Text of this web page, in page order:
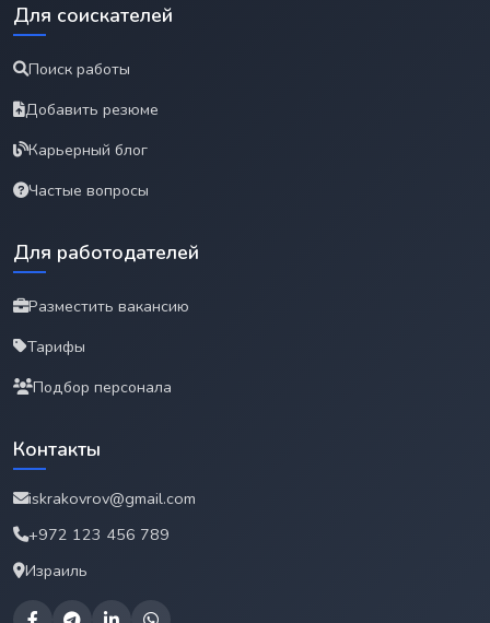
Для соискателей
Поиск работы
Добавить резюме
Карьерный блог
Частые вопросы
Для работодателей
Разместить вакансию
Тарифы
Подбор персонала
Контакты
iskrakovrov@gmail.com
+972 123 456 789
Израиль